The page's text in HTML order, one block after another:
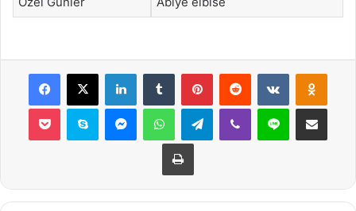
Facebook
X LinkedInTumblr PinterestReddit VKontakte
Pocket Skype MessengerWhatsAppTelegramViber Line E-Posta ile
Yazdır